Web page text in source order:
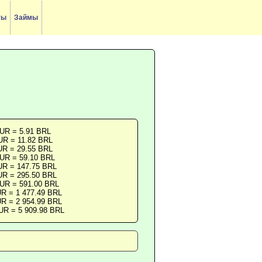
Займы
= 5.91 BRL
= 11.82 BRL
= 29.55 BRL
= 59.10 BRL
= 147.75 BRL
= 295.50 BRL
= 591.00 BRL
= 1 477.49 BRL
= 2 954.99 BRL
= 5 909.98 BRL